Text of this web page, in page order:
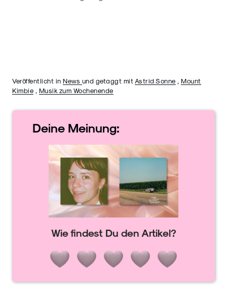
Veröffentlicht in News und getaggt mit Astrid Sonne
Mount
Kimbie
Musik zum Wochenende
Deine Meinung:
Wie findest Du den Artikel?